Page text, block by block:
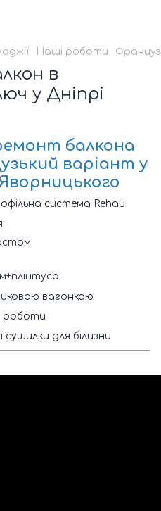
Наші роботи
в
у Дніпрі
балкона
варіант у
система Rehau
вагонкою
роботи
для білизни